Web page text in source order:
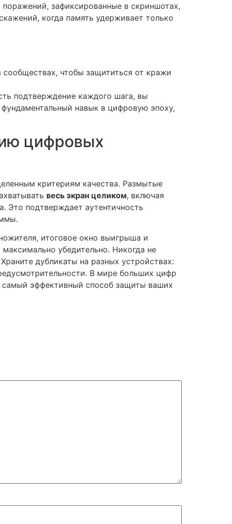
зафиксированные в скриншотах,
когда память удерживает только
чтобы защититься от кражи
подтверждение каждого шага, вы
навык в цифровую эпоху,
цифровых
критериям качества. Размытые
весь экран целиком, включая
Это подтверждает аутентичность
итоговое окно выигрыша и
убедительно. Никогда не
дубликаты на разных устройствах:
В мире больших цифр
эффективный способ защиты ваших